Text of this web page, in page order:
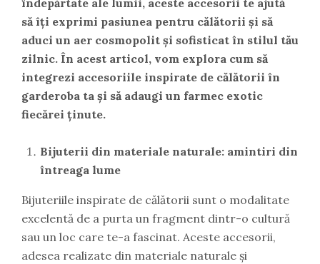
îndepărtate ale lumii, aceste accesorii te ajută
să îți exprimi pasiunea pentru călătorii și să
aduci un aer cosmopolit și sofisticat în stilul tău
zilnic. În acest articol, vom explora cum să
integrezi accesoriile inspirate de călătorii în
garderoba ta și să adaugi un farmec exotic
fiecărei ținute.
Bijuterii din materiale naturale: amintiri din
întreaga lume
Bijuteriile inspirate de călătorii sunt o modalitate
excelentă de a purta un fragment dintr-o cultură
sau un loc care te-a fascinat. Aceste accesorii,
adesea realizate din materiale naturale și